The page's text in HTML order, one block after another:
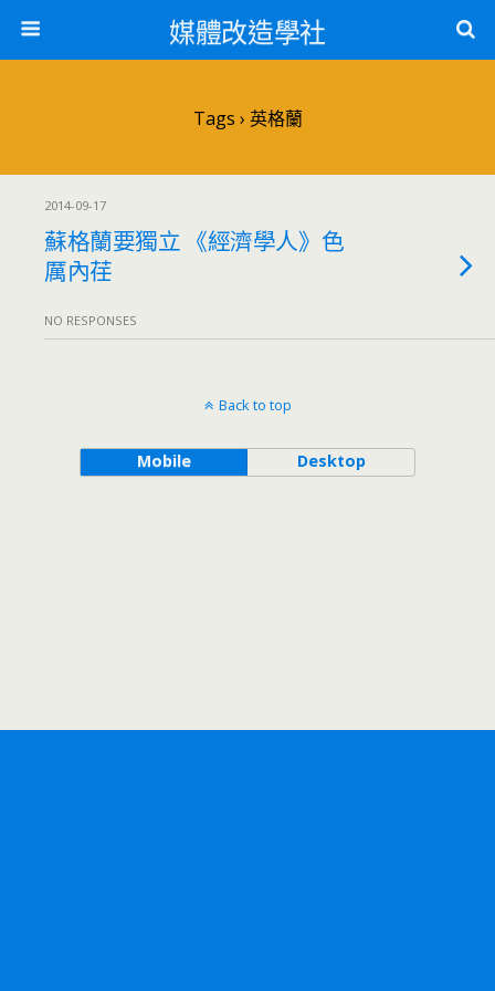
媒體改造學社
Tags › 英格蘭
2014-09-17
蘇格蘭要獨立 《經濟學人》色
厲內荏
NO RESPONSES
Back to top
Mobile Desktop